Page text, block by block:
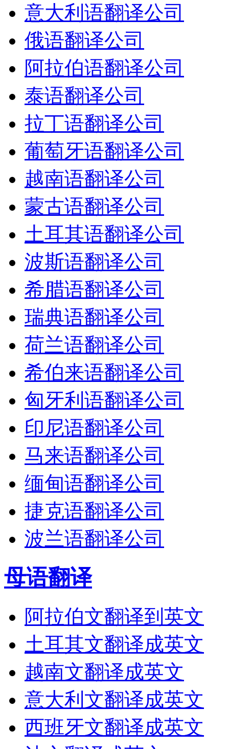
意大利语翻译公司
俄语翻译公司
阿拉伯语翻译公司
泰语翻译公司
拉丁语翻译公司
葡萄牙语翻译公司
越南语翻译公司
蒙古语翻译公司
土耳其语翻译公司
波斯语翻译公司
希腊语翻译公司
瑞典语翻译公司
荷兰语翻译公司
希伯来语翻译公司
匈牙利语翻译公司
印尼语翻译公司
马来语翻译公司
缅甸语翻译公司
捷克语翻译公司
波兰语翻译公司
母语翻译
阿拉伯文翻译到英文
土耳其文翻译成英文
越南文翻译成英文
意大利文翻译成英文
西班牙文翻译成英文